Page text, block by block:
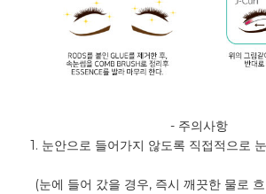
- 주의사항
1. 눈안으로 들어가지 않도록 직접적으로
(눈에 들어 갔을 경우, 즉시 깨끗한 물로